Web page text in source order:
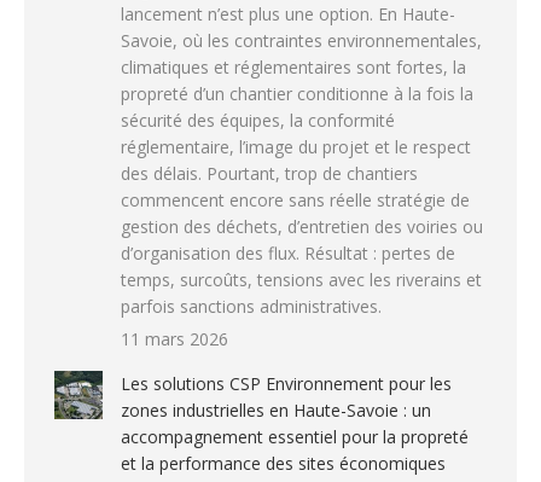
lancement n’est plus une option. En Haute-
Savoie, où les contraintes environnementales,
climatiques et réglementaires sont fortes, la
propreté d’un chantier conditionne à la fois la
sécurité des équipes, la conformité
réglementaire, l’image du projet et le respect
des délais. Pourtant, trop de chantiers
commencent encore sans réelle stratégie de
gestion des déchets, d’entretien des voiries ou
d’organisation des flux. Résultat : pertes de
temps, surcoûts, tensions avec les riverains et
parfois sanctions administratives.
11 mars 2026
Les solutions CSP Environnement pour les
zones industrielles en Haute-Savoie : un
accompagnement essentiel pour la propreté
et la performance des sites économiques